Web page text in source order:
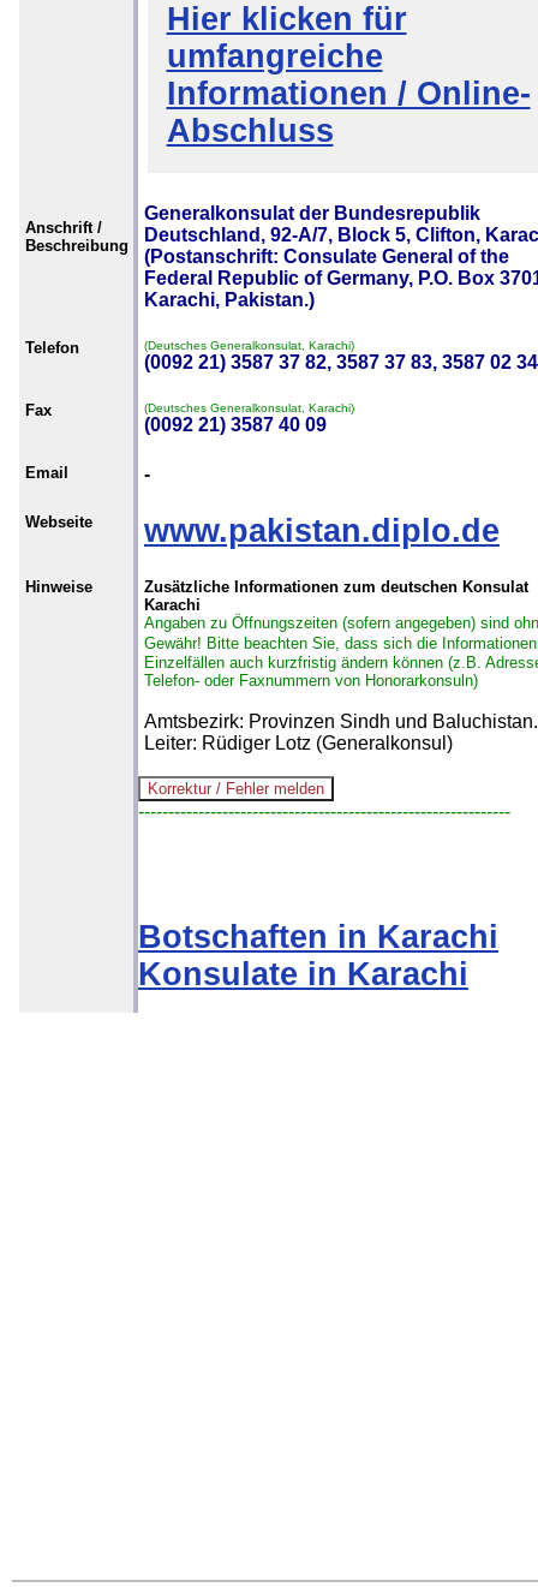
Hier klicken für
umfangreiche
Informationen / Online-
Abschluss
Anschrift /
Beschreibung
Generalkonsulat der Bundesrepublik
Deutschland, 92-A/7, Block 5, Clifton,
(Postanschrift: Consulate General of the
Federal Republic of Germany, P.O. Box
Karachi, Pakistan.)
Telefon (Deutsches Generalkonsulat, Karachi)
(0092 21) 3587 37 82, 3587 37 83, 3587 02 34
Fax (Deutsches Generalkonsulat, Karachi)
(0092 21) 3587 40 09
Email -
Webseite www.pakistan.diplo.de
Hinweise
Zusätzliche Informationen zum deutschen Konsulat
Karachi
Angaben zu Öffnungszeiten (sofern angegeben) sind
Gewähr! Bitte beachten Sie, dass sich die
Einzelfällen auch kurzfristig ändern können (z.B.
Telefon- oder Faxnummern von Honorarkonsuln)
Amtsbezirk: Provinzen Sindh und Baluchistan.
Leiter: Rüdiger Lotz (Generalkonsul)
--------------------------------------------------------------
Botschaften in Karachi
Konsulate in Karachi